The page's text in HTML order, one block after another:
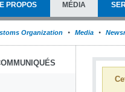
PROPOS MÉDIA
Organization Media